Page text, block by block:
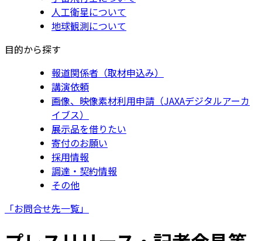
人工衛星について
地球観測について
目的から探す
報道関係者（取材申込み）
講演依頼
画像、映像素材利用申請（JAXAデジタルアーカ
イブス）
展示品を借りたい
寄付のお願い
採用情報
調達・契約情報
その他
「お問合せ先一覧」